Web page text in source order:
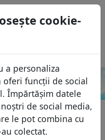
cookie-
a personaliza
funcții de social
Împărtășim datele
de social media,
le pot combina cu
colectat.
.cam Caută